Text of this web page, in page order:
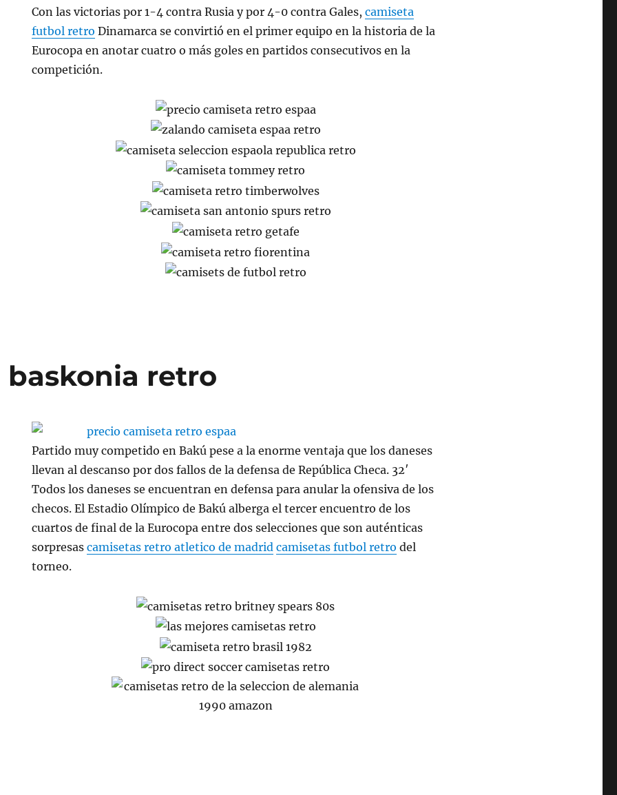
Con las victorias por 1-4 contra Rusia y por 4-0 contra Gales,camiseta
futbol retro Dinamarca se convirtió en el primer equipo en la historia de la
Eurocopa en anotar cuatro o más goles en partidos consecutivos en la
competición.
retro
Partido muy competido en Bakú pese a la enorme ventaja que los daneses
llevan al descanso por dos fallos de la defensa de República Checa. 32′
Todos los daneses se encuentran en defensa para anular la ofensiva de los
checos. El Estadio Olímpico de Bakú alberga el tercer encuentro de los
cuartos de final de la Eurocopa entre dos selecciones que son auténticas
sorpresascamisetas retro atletico de madrid camisetas futbol retro del
torneo.